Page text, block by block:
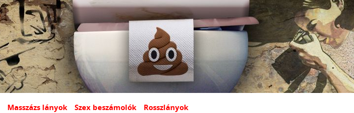
Masszázs lányok Szex beszámolók Rosszlányok